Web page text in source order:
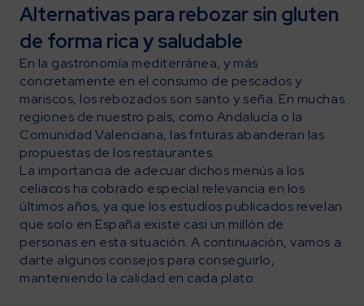
Alternativas para rebozar sin gluten
de forma rica y saludable
En la gastronomía mediterránea, y más
concretamente en el consumo de pescados y
mariscos, los rebozados son santo y seña. En muchas
regiones de nuestro país, como Andalucía o la
Comunidad Valenciana, las frituras abanderan las
propuestas de los restaurantes.
La importancia de adecuar dichos menús a los
celiacos ha cobrado especial relevancia en los
últimos años, ya que los estudios publicados revelan
que solo en España existe casi un millón de
personas en esta situación. A continuación, vamos a
darte algunos consejos para conseguirlo,
manteniendo la calidad en cada plato.